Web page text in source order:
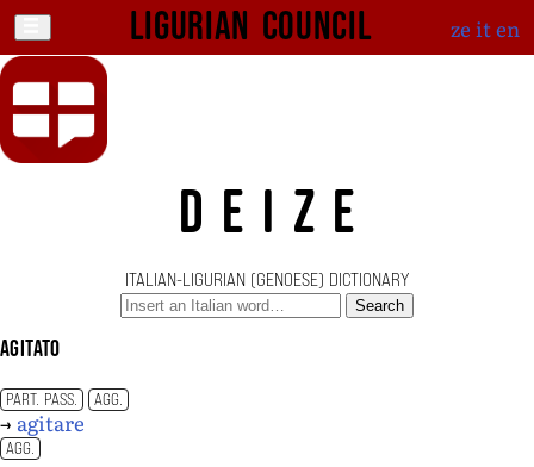
Ligurian Council ze iten
DEIZE
ITALIAN-LIGURIAN (GENOESE) DICTIONARY
Search
agitato
PART. PASS. AGG.
→ agitare
AGG.